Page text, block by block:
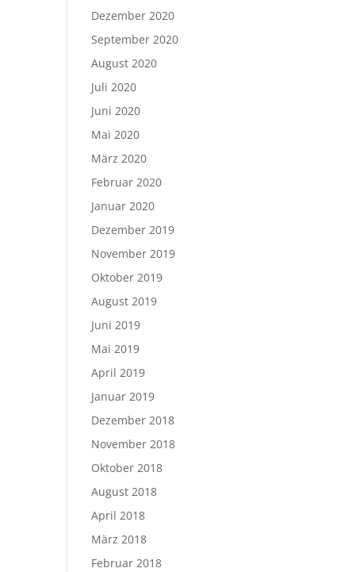
Dezember 2020
September 2020
August 2020
Juli 2020
Juni 2020
Mai 2020
März 2020
Februar 2020
Januar 2020
Dezember 2019
November 2019
Oktober 2019
August 2019
Juni 2019
Mai 2019
April 2019
Januar 2019
Dezember 2018
November 2018
Oktober 2018
August 2018
April 2018
März 2018
Februar 2018